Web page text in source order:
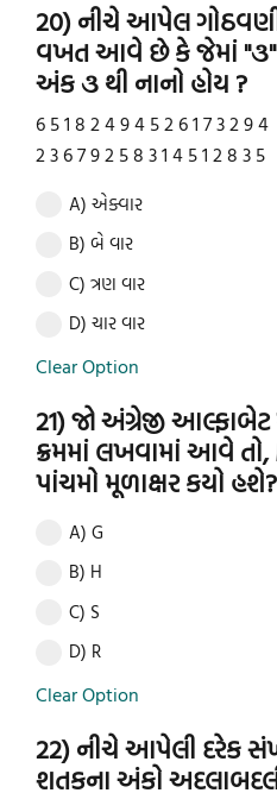
20) નીચે આપેલ
વખત આવે છે કે જેમાં
અંક ૩ થી નાનો હોય ?
6 5 1 8 2 4 9 4 5 2 6 1 7 3 2 9 4
2 3 6 7 9 2 5 8 3 1 4 5 1 2 8 3 5
A) એક્વાર
B) બે વાર
C) ત્રણ વાર
D) ચાર વાર
Clear Option
21) જો અંગ્રેજી
ક્રમમાં લખવામાં આવે તો,
પાંચમો મૂળાક્ષર કયો હશે?
A) G
B) H
C) S
D) R
Clear Option
22) નીચે આપેલી દરેક
શતકના અંકો